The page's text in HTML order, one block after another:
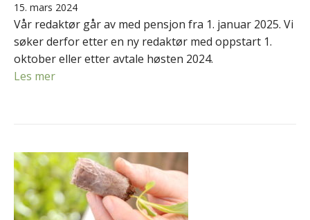
15. mars 2024
Vår redaktør går av med pensjon fra 1. januar 2025. Vi
søker derfor etter en ny redaktør med oppstart 1.
oktober eller etter avtale høsten 2024.
Les mer